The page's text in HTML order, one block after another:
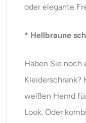
oder elegante
* Hellbraune
Haben Sie noch
Kleiderschrank?
weißen Hemd
Look. Oder